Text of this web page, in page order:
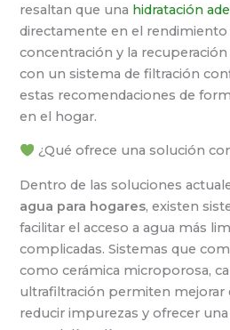
resaltan que una hidratación
directamente en el rendimiento
concentración y la
con un sistema de filtración
estas recomendaciones de
en el hogar.
¿Qué ofrece una solución
Dentro de las soluciones
agua para hogares, existen
facilitar el acceso a agua más
complicadas. Sistemas que
como cerámica microporosa,
ultrafiltración permiten mejorar
reducir impurezas y ofrecer